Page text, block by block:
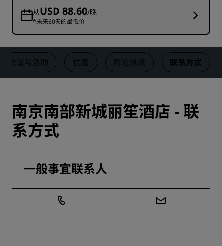
从USD 88.60/晚
*未来60天的最低价
会议与活动 优惠 附近景点 联系方式
南京南部新城丽笙酒店 - 联
系方式
一般事宜联系人